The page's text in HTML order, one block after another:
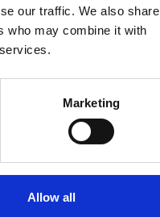
our traffic. We also share
who may combine it with
Marketing
Allow all